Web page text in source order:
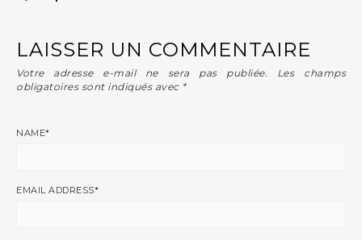
LAISSER UN COMMENTAIRE
Votre adresse e-mail ne sera pas publiée.
Les champs
obligatoires sont indiqués avec *
NAME*
EMAIL ADDRESS*